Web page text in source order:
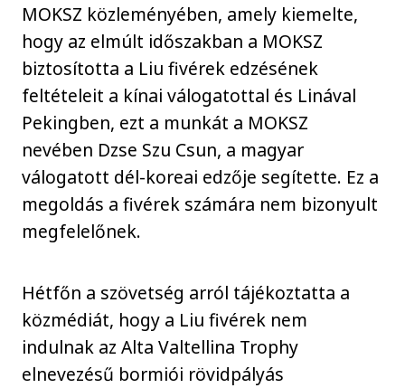
MOKSZ közleményében, amely kiemelte,
hogy az elmúlt időszakban a MOKSZ
biztosította a Liu fivérek edzésének
feltételeit a kínai válogatottal és Linával
Pekingben, ezt a munkát a MOKSZ
nevében Dzse Szu Csun, a magyar
válogatott dél-koreai edzője segítette. Ez a
megoldás a fivérek számára nem bizonyult
megfelelőnek.
Hétfőn a szövetség arról tájékoztatta a
közmédiát, hogy a Liu fivérek nem
indulnak az Alta Valtellina Trophy
elnevezésű bormiói rövidpályás